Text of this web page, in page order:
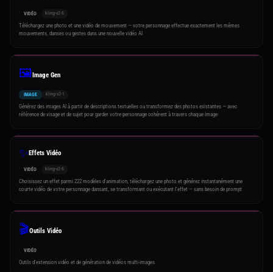
VIDÉO kling-v2-6
Téléchargez une photo et une vidéo de mouvement — votre personnage effectue exactement les mêmes
mouvements, danses ou gestes dans une nouvelle vidéo AI
🖼️Image Gen
IMAGE kling-v2-1
Générez des images AI à partir de descriptions textuelles ou transformez des photos existantes — avec
référence de visage et de sujet pour garder votre personnage cohérent à travers chaque image
✨Effets Vidéo
VIDÉO kling-v2-6
Choisissez un effet parmi 222 modèles d'animation, téléchargez une photo et générez instantanément une
courte vidéo de votre personnage dansant, se transformant ou exécutant l'effet — sans besoin de prompt
🎬Outils Vidéo
VIDÉO
Outils d'extension vidéo et de génération de vidéos multi-images